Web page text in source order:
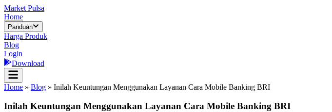
Market Pulsa
Home
Panduan
Harga Produk
Blog
Login
Download
Home » Blog » Inilah Keuntungan Menggunakan Layanan Cara Mobile Banking BRI
Inilah Keuntungan Menggunakan Layanan Cara Mobile Banking BRI